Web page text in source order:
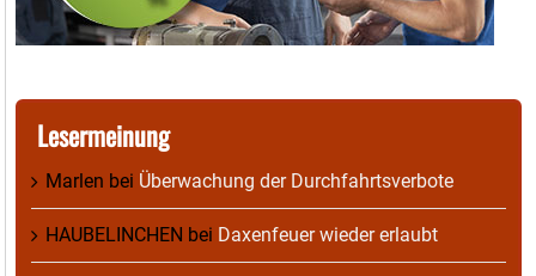
Lesermeinung
Marlen bei Überwachung der Durchfahrtsverbote
HAUBELINCHEN bei Daxenfeuer wieder erlaubt